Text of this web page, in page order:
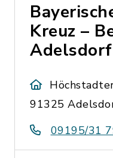
Kreuz –
Adelsdorf
91325
09195/31